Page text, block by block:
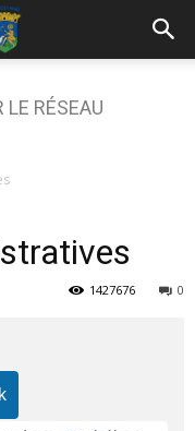
LE RÉSEAU
0
1427676